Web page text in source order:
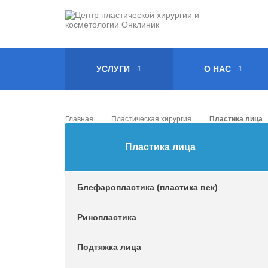
УСЛУГИ О НАС
Главная Пластическая хирургия Пластика лица
Пластика лица
Блефаропластика (пластика век)
Ринопластика
Подтяжка лица